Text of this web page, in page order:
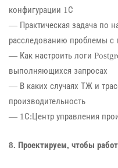
конфигурации 1С
— Практическая задача по
расследованию проблемы с
— Как настроить логи
выполняющихся запросах
— В каких случаях ТЖ и
производительность
— 1С:Центр управления
8. Проектируем, чтобы